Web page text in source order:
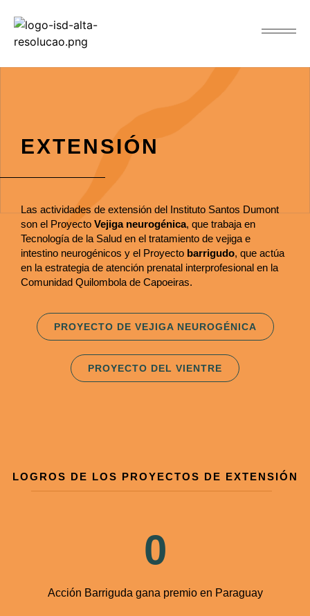
EXTENSIÓN
Las actividades de extensión del Instituto Santos Dumont
son el Proyecto Vejiga neurogénica, que trabaja en
Tecnología de la Salud en el tratamiento de vejiga e
intestino neurogénicos y el Proyecto barrigudo, que actúa
en la estrategia de atención prenatal interprofesional en la
Comunidad Quilombola de Capoeiras.
PROYECTO DE VEJIGA NEUROGÉNICA
PROYECTO DEL VIENTRE
LOGROS DE LOS PROYECTOS DE EXTENSIÓN
0
Acción Barriguda gana premio en Paraguay